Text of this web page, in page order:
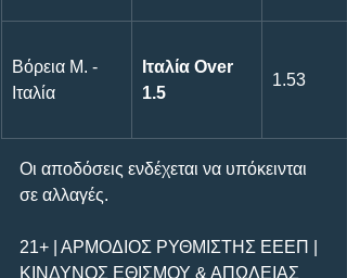
Bόρεια Μ. -
Ιταλία
Ιταλία Over
1.5
1.53
Οι αποδόσεις ενδέχεται να υπόκεινται
σε αλλαγές.
21+ | ΑΡΜΟΔΙΟΣ ΡΥΘΜΙΣΤΗΣ ΕΕΕΠ |
ΚΙΝΔΥΝΟΣ ΕΘΙΣΜΟΥ & ΑΠΩΛΕΙΑΣ